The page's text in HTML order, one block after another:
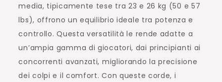
media, tipicamente tese tra 23 e 26 kg (50 e 57
lbs), offrono un equilibrio ideale tra potenza e
controllo. Questa versatilità le rende adatte a
un’ampia gamma di giocatori, dai principianti ai
concorrenti avanzati, migliorando la precisione
dei colpi e il comfort. Con queste corde, i